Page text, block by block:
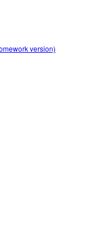
СЕ
СЕ
version)